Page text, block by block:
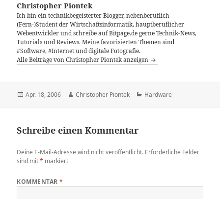
Christopher Piontek
Ich bin ein technikbegeisterter Blogger, nebenberuflich
(Fern-)Student der Wirtschaftsinformatik, hauptberuflicher
Webentwickler und schreibe auf Bitpage.de gerne Technik-News,
Tutorials und Reviews. Meine favorisierten Themen sind
#Software, #Internet und digitale Fotografie.
Alle Beiträge von Christopher Piontek anzeigen
Veröffentlicht
Apr. 18, 2006 Autor
Christopher Piontek Kategorien
Hardware
Schreibe einen Kommentar
Deine E-Mail-Adresse wird nicht veröffentlicht. Erforderliche Felder
sind mit* markiert
KOMMENTAR*